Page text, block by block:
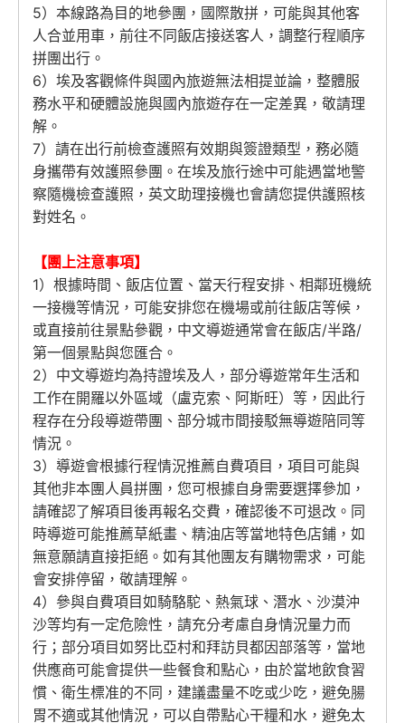
5）本線路為目的地參團，國際散拼，可能與其他客
人合並用車，前往不同飯店接送客人，調整行程順序
拼團出行。
6）埃及客觀條件與國內旅遊無法相提並論，整體服
務水平和硬體設施與國內旅遊存在一定差異，敬請理
解。
7）請在出行前檢查護照有效期與簽證類型，務必隨
身攜帶有效護照參團。在埃及旅行途中可能遇當地警
察隨機檢查護照，英文助理接機也會請您提供護照核
對姓名。
【團上注意事項】
1）根據時間、飯店位置、當天行程安排、相鄰班機統
一接機等情況，可能安排您在機場或前往飯店等候，
或直接前往景點參觀，中文導遊通常會在飯店/半路/
第一個景點與您匯合。
2）中文導遊均為持證埃及人，部分導遊常年生活和
工作在開羅以外區域（盧克索、阿斯旺）等，因此行
程存在分段導遊帶團、部分城市間接駁無導遊陪同等
情況。
3）導遊會根據行程情況推薦自費項目，項目可能與
其他非本團人員拼團，您可根據自身需要選擇參加，
請確認了解項目後再報名交費，確認後不可退改。同
時導遊可能推薦草紙畫、精油店等當地特色店鋪，如
無意願請直接拒絕。如有其他團友有購物需求，可能
會安排停留，敬請理解。
4）參與自費項目如騎駱駝、熱氣球、潛水、沙漠沖
沙等均有一定危險性，請充分考慮自身情況量力而
行；部分項目如努比亞村和拜訪貝都因部落等，當地
供應商可能會提供一些餐食和點心，由於當地飲食習
慣、衛生標准的不同，建議盡量不吃或少吃，避免腸
胃不適或其他情況，可以自帶點心干糧和水，避免太